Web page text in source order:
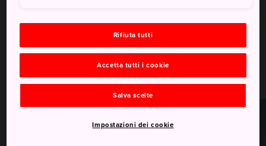
Rifiuta tutti
Accetta tutti i cookie
Salva scelte
Impostazioni dei cookie